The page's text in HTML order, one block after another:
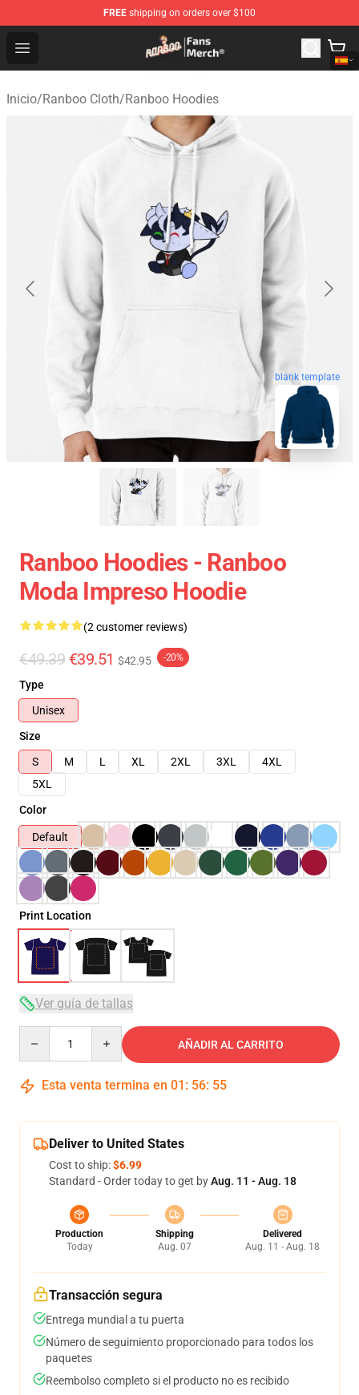
FREE shipping on orders over $100
Open menu
Ranboo Store - Official Ranboo Merchandise Shop
Inicio/Ranboo Cloth/Ranboo Hoodies
blank template
Ranboo Hoodies - Ranboo
Moda Impreso Hoodie
(2 customer reviews)
€49.39 €39.51 $42.95 -20%
Type
Unisex
Size
S
M L XL 2XL 3XL
4XL
5XL
Color
Default
Print Location
Ver guía de tallas
AÑADIR AL CARRITO
Esta venta termina en 01 : 56: 54
Deliver to United States
Cost to ship:$6.99
Standard - Order today to get byAug. 11 - Aug. 18
Production
Today
Shipping
Aug. 07
Delivered
Aug. 11 - Aug. 18
Transacción segura
Entrega mundial a tu puerta
Número de seguimiento proporcionado para todos los
paquetes
Reembolso completo si el producto no es recibido